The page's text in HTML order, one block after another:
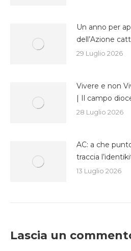
Un anno per
dell’Azione
29 Luglio 2026
Vivere e non
| Il campo
28 Luglio 2026
AC: a che
traccia
13 Luglio 2026
Lascia un